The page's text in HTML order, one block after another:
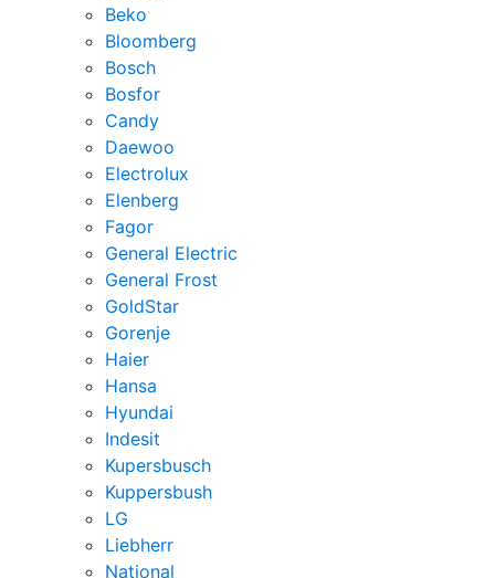
Beko
Bloomberg
Bosch
Bosfor
Candy
Daewoo
Electrolux
Elenberg
Fagor
General Electric
General Frost
GoldStar
Gorenje
Haier
Hansa
Hyundai
Indesit
Kupersbusch
Kuppersbush
LG
Liebherr
National